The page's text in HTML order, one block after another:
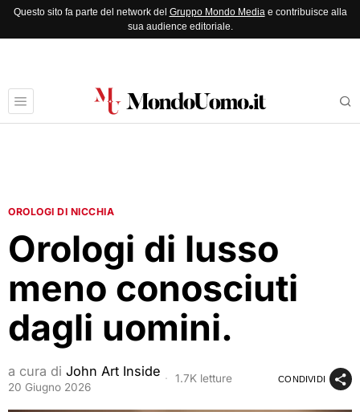
Questo sito fa parte del network del Gruppo Mondo Mediae contribuisce alla
sua audience editoriale.
OROLOGI DI NICCHIA
Orologi di lusso
meno conosciuti
dagli uomini.
a cura di John Art Inside
20 Giugno 2026
1.7K letture CONDIVIDI